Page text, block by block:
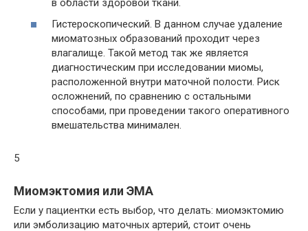
в области здоровой ткани.
Гистероскопический. В данном случае удаление
миоматозных образований проходит через
влагалище. Такой метод так же является
диагностическим при исследовании миомы,
расположенной внутри маточной полости. Риск
осложнений, по сравнению с остальными
способами, при проведении такого оперативного
вмешательства минимален.
5
Миомэктомия или ЭМА
Если у пациентки есть выбор, что делать: миомэктомию
или эмболизацию маточных артерий, стоит очень